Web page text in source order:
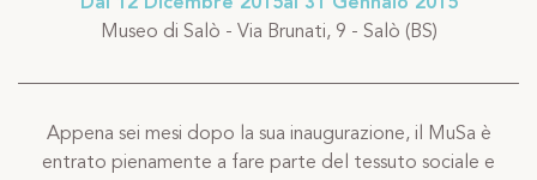
Museo di Salò - Via Brunati, 9 - Salò (BS)
Appena sei mesi dopo la sua inaugurazione, il MuSa è
entrato pienamente a fare parte del tessuto sociale e